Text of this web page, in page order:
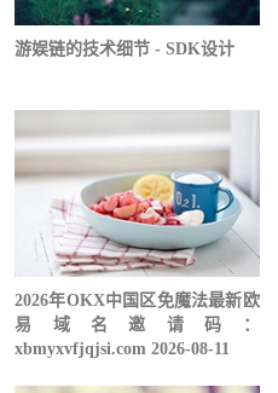
游娱链的技术细节 - SDK设计
2026年OKX中国区免魔法最新欧
易域名邀请码：
xbmyxvfjqjsi.com 2026-08-11